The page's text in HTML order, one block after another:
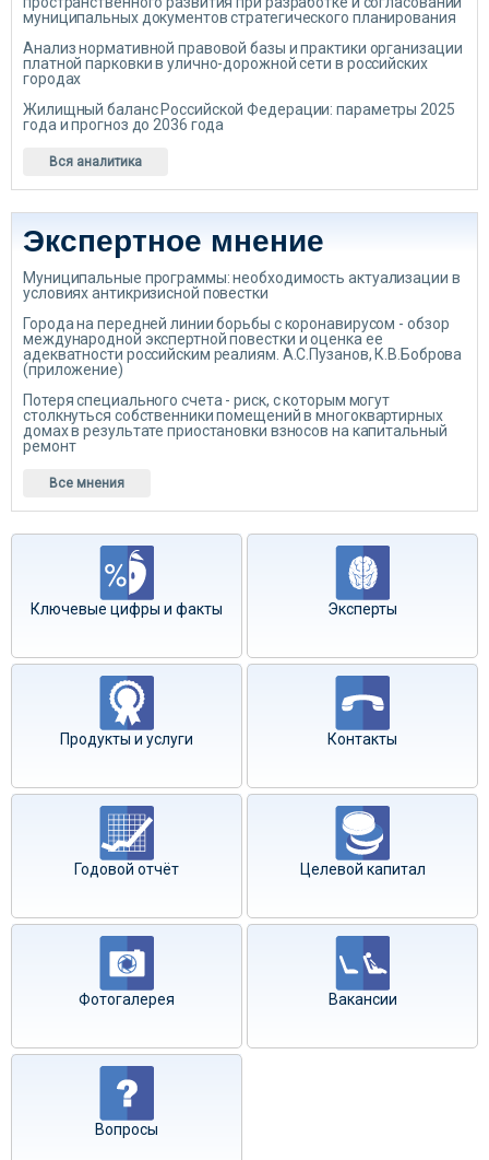
муниципальных документов стратегического планирования
Анализ нормативной правовой базы и практики организации
платной парковки в улично-дорожной сети в российских
городах
Жилищный баланс Российской Федерации: параметры 2025
года и прогноз до 2036 года
Вся аналитика
Экспертное мнение
Муниципальные программы: необходимость актуализации в
условиях антикризисной повестки
Города на передней линии борьбы с коронавирусом - обзор
международной экспертной повестки и оценка ее
адекватности российским реалиям. А.С.Пузанов, К.В.Боброва
(приложение)
Потеря специального счета - риск, с которым могут
столкнуться собственники помещений в многоквартирных
домах в результате приостановки взносов на капитальный
ремонт
Все мнения
Ключевые цифры и факты Эксперты
Продукты и услуги Контакты
Годовой отчёт Целевой капитал
Фотогалерея Вакансии
Вопросы